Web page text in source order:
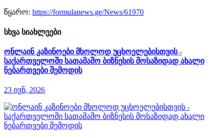
წყარო: https://formulanews.ge/News/61970
სხვა სიახლეები
ონლაინ კაზინოები მხოლოდ უცხოელებისთვის -
საქართველოში სათამაშო ბიზნესის მოსაზიდად ახალი
ნებართვები შემოდის
23 ივნ, 2026